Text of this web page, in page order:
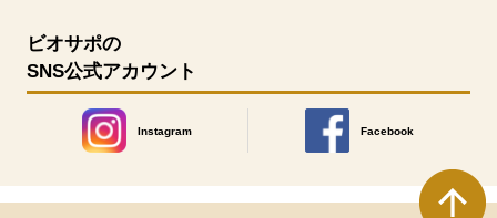
ビオサポの
SNS公式アカウント
Instagram
別のウィンドウで開きます。
Facebook
別のウィンドウで開きます